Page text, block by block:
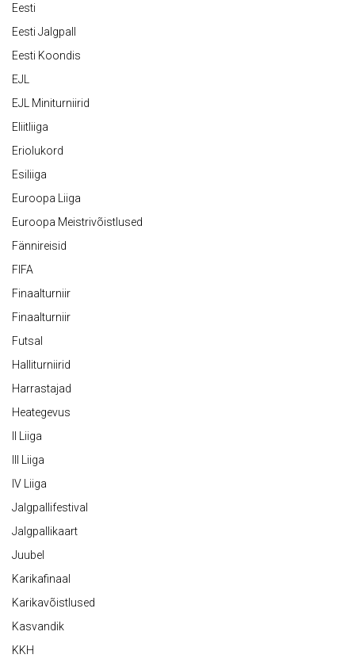
Eesti
Eesti Jalgpall
Eesti Koondis
EJL
EJL Miniturniirid
Eliitliiga
Eriolukord
Esiliiga
Euroopa Liiga
Euroopa Meistrivõistlused
Fännireisid
FIFA
Finaalturniir
Finaalturniir
Futsal
Halliturniirid
Harrastajad
Heategevus
II Liiga
III Liiga
IV Liiga
Jalgpallifestival
Jalgpallikaart
Juubel
Karikafinaal
Karikavõistlused
Kasvandik
KKH